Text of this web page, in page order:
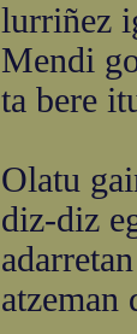
lurriñez
Mendi
ta bere
Olatu
diz-diz
atzeman